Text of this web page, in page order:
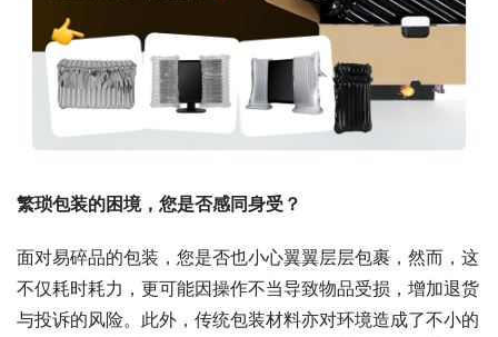
繁琐包装的困境，您是否感同身受？
面对易碎品的包装，您是否也小心翼翼层层包裹，然而，这
不仅耗时耗力，更可能因操作不当导致物品受损，增加退货
与投诉的风险。此外，传统包装材料亦对环境造成了不小的